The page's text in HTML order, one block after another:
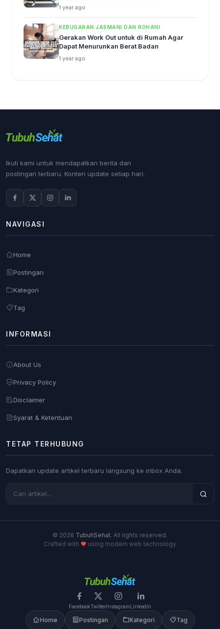
1 year ago
KEBUGARAN JASMANI DAN ROHANI
Gerakan Work Out untuk di Rumah Agar
Dapat Menurunkan Berat Badan
1 year ago
Ikuti kami untuk mendapatkan berita dan
postingan terbaru. Konten update setiap hari.
NAVIGASI
Home
Postingan
Kategori
Tag
INFORMASI
About Us
Privacy Policy
Disclaimer
Syarat & Ketentuan
TETAP TERHUBUNG
Dapatkan update artikel terbaru langsung ke inbox Anda.
© 2026 TubuhSehat. All rights reserved.
Crafted with
using modern web technology
FacebookTwitterInstagramLinkedIn
Home Postingan Kategori Tag